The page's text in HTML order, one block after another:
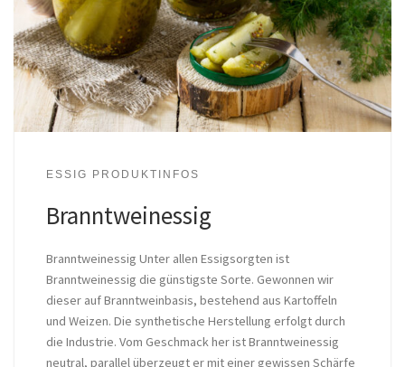
ESSIG PRODUKTINFOS
Branntweinessig
Branntweinessig Unter allen Essigsorgten ist
Branntweinessig die günstigste Sorte. Gewonnen wir
dieser auf Branntweinbasis, bestehend aus Kartoffeln
und Weizen. Die synthetische Herstellung erfolgt durch
die Industrie. Vom Geschmack her ist Branntweinessig
neutral, parallel überzeugt er mit einer gewissen Schärfe